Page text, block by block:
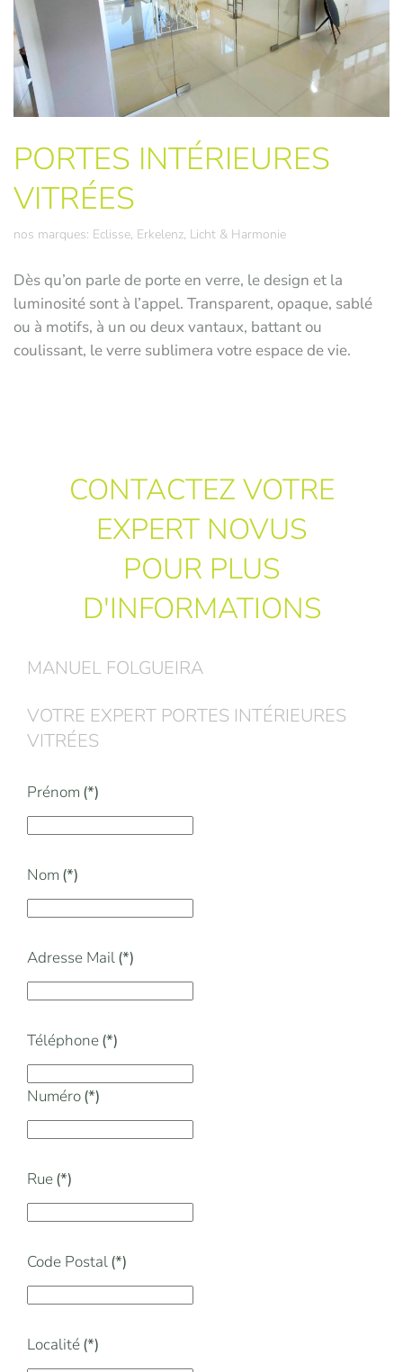
PORTES INTÉRIEURES
VITRÉES
nos marques: Eclisse, Erkelenz, Licht & Harmonie
Dès qu’on parle de porte en verre, le design et la
luminosité sont à l’appel. Transparent, opaque, sablé
ou à motifs, à un ou deux vantaux, battant ou
coulissant, le verre sublimera votre espace de vie.
CONTACTEZ VOTRE
EXPERT NOVUS
POUR PLUS
D'INFORMATIONS
MANUEL FOLGUEIRA
VOTRE EXPERT PORTES INTÉRIEURES
VITRÉES
Prénom (*)
Nom (*)
Adresse Mail(*)
Téléphone(*)
Numéro(*)
Rue(*)
Code Postal(*)
Localité(*)